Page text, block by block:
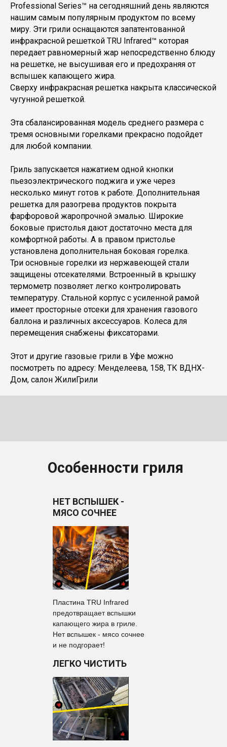
Professional Series™ на сегодняшний день являются
нашим самым популярным продуктом по всему
миру. Эти грили оснащаются запатентованной
инфракрасной решеткой TRU Infrared™ которая
передает равномерный жар непосредственно блюду
на решетке, не высушивая его и предохраняя от
вспышек капающего жира.
Сверху инфракрасная решетка накрыта классической
чугунной решеткой.
Эта сбалансированная модель среднего размера с
тремя основными горелками прекрасно подойдет
для любой компании.
Гриль запускается нажатием одной кнопки
пьезоэлектрического поджига и уже через
несколько минут готов к работе. Дополнительная
решетка для разогрева продуктов покрыта
фарфоровой жаропрочной эмалью. Широкие
боковые пристолья дают достаточно места для
комфортной работы. А в правом пристолье
установлена дополнительная боковая горелка.
Три основные горелки из нержавеющей стали
защищены отсекателями. Встроенный в крышку
термометр позволяет легко контролировать
температуру. Стальной корпус с усиленной рамой
имеет просторные отсеки для хранения газового
баллона и различных аксессуаров. Колеса для
перемещения снабжены фиксаторами.
Этот и другие газовые грили в Уфе можно
посмотреть по адресу: Менделеева, 158, ТК ВДНХ-
Дом, салон ЖилиГрили
НЕТ ВСПЫШЕК -
МЯСО СОЧНЕЕ
Пластина TRU Infrared
предотвращает вспышки
капающего жира в гриле.
Нет вспышек - мясо сочнее
и не подгорает!
Особенности гриля
ЛЕГКО ЧИСТИТЬ